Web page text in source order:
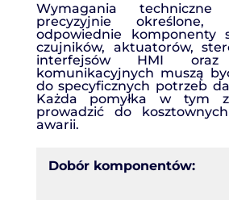
Wymagania
precyzyjnie
odpowiednie komponenty
czujników, aktuatorów,
interfejsów HMI oraz
komunikacyjnych muszą
do specyficznych potrzeb
Każda pomyłka w tym
prowadzić do
awarii.
Dobór komponentów: